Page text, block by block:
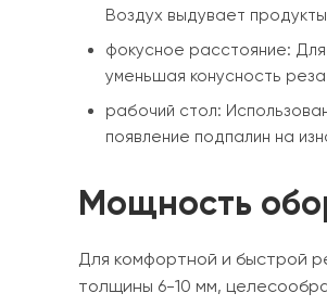
Воздух выдувает
фокусное расстояние:
уменьшая конусность
рабочий стол:
появление подпалин на
Мощность
Для комфортной и быстрой
толщины 6-10 мм,